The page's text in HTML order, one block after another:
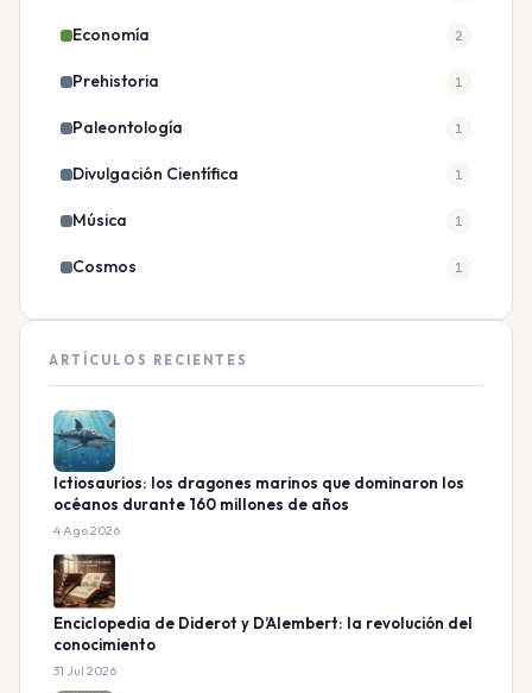
Economía 2
Prehistoria 1
Paleontología 1
Divulgación Científica 1
Música 1
Cosmos 1
ARTÍCULOS RECIENTES
Ictiosaurios: los dragones marinos que dominaron los
océanos durante 160 millones de años
4 Ago 2026
Enciclopedia de Diderot y D’Alembert: la revolución del
conocimiento
31 Jul 2026